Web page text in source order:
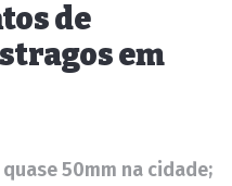
de
em
50mm na cidade;